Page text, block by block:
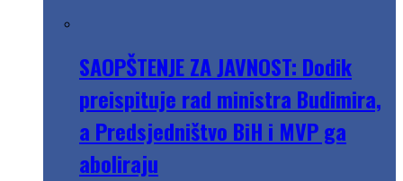
SAOPŠTENJE ZA JAVNOST: Dodik
preispituje rad ministra Budimira,
a Predsjedništvo BiH i MVP ga
aboliraju